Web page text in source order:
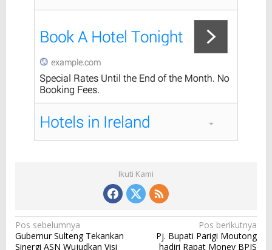
Ikuti Kami
N
a
Pos sebelumnya
Gubernur Sulteng Tekankan
Sinergi ASN Wujudkan Visi
Pos berikutnya
Pj. Bupati Parigi Moutong
hadiri Rapat Monev BPJS